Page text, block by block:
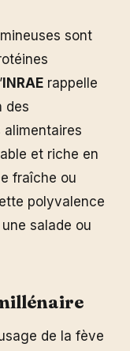
sont
INRAE rappelle
des
alimentaires
et riche en
fraîche ou
polyvalence
salade ou
de la fève